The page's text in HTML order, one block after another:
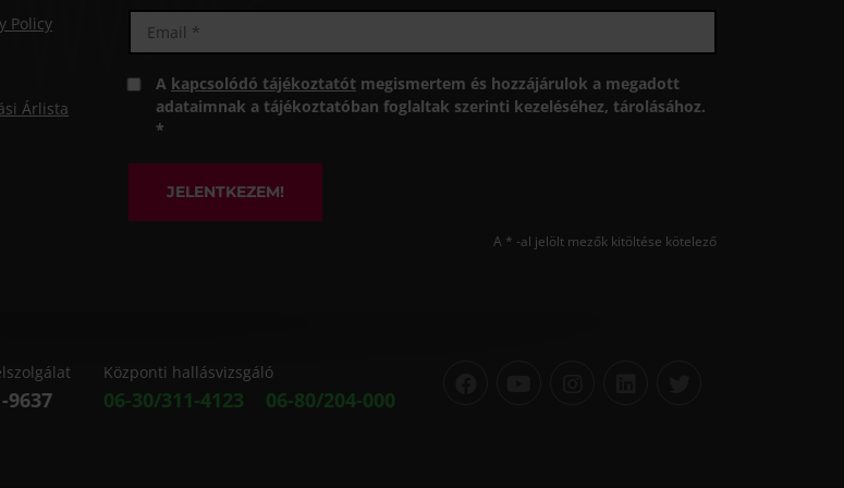
Policy
Árlista
A kapcsolódó tájékoztatót megismertem és hozzájárulok a megadott
adataimnak a tájékoztatóban foglaltak szerinti kezeléséhez, tárolásához.
*
JELENTKEZEM!
A * -al jelölt mezők kitöltése kötelező
9637
Központi hallásvizsgáló
06-30/311-4123 06-80/204-000